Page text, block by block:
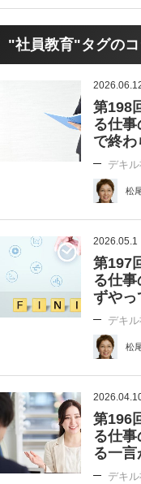
"社員教育"タグの
第198
る仕事
で終わ
デキ
松
2026.05.1
第197
る仕
ずやっ
デキ
松
第196
る仕
る一言
デキ